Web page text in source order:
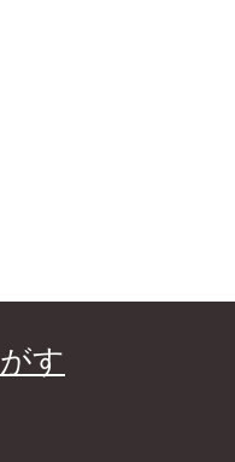
す